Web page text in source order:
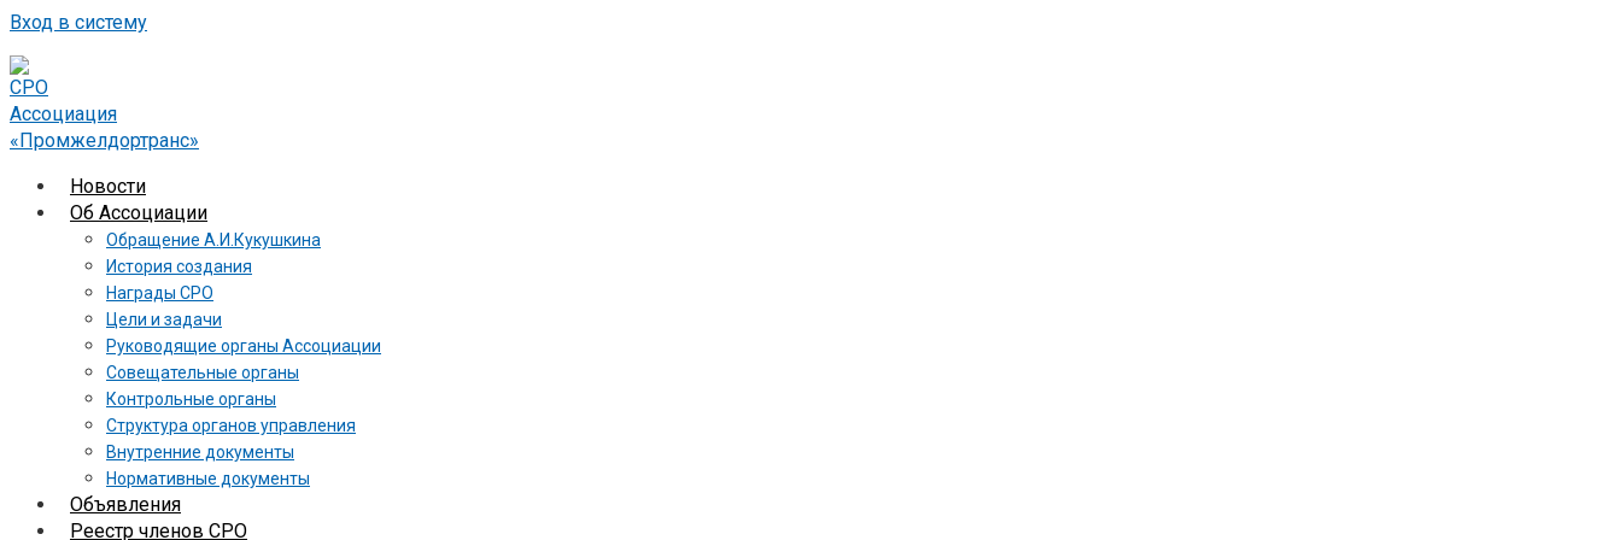
Вход в систему
Новости
Об Ассоциации
Обращение А.И.Кукушкина
История создания
Награды СРО
Цели и задачи
Руководящие органы Ассоциации
Совещательные органы
Контрольные органы
Структура органов управления
Внутренние документы
Нормативные документы
Объявления
Реестр членов СРО